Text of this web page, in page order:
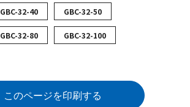
GBC-32-40 GBC-32-50
GBC-32-80 GBC-32-100
このページを印刷する